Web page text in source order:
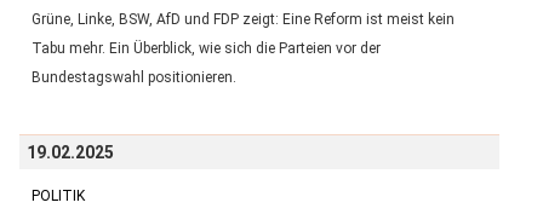
Grüne, Linke, BSW, AfD und FDP zeigt: Eine Reform ist meist kein
Tabu mehr. Ein Überblick, wie sich die Parteien vor der
Bundestagswahl positionieren.
19.02.2025
POLITIK